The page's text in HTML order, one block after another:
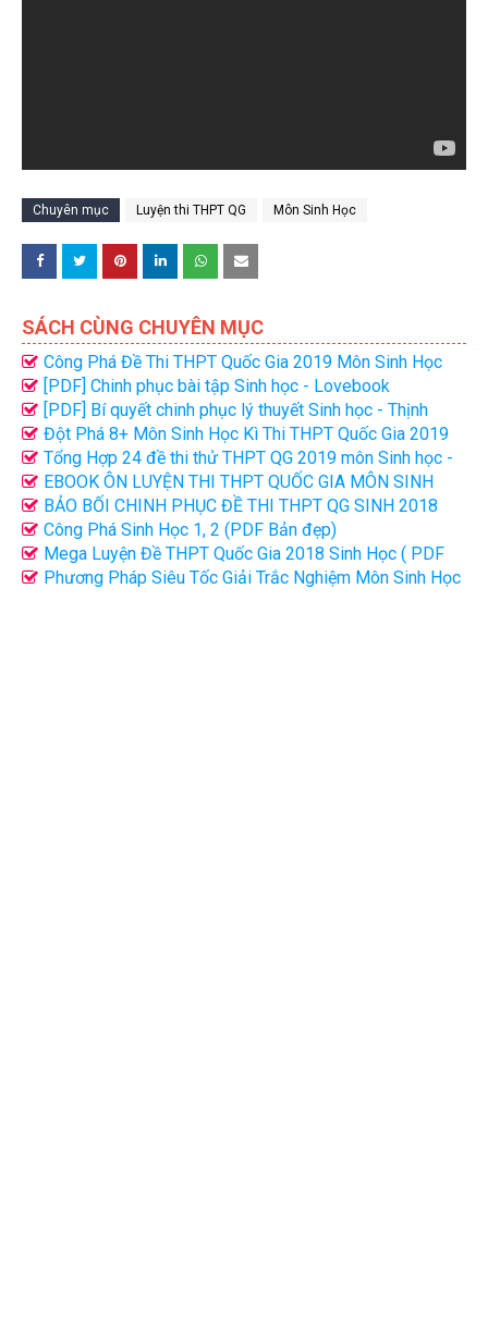
Chuyên mục Luyện thi THPT QG Môn Sinh Học
SÁCH CÙNG CHUYÊN MỤC
Công Phá Đề Thi THPT Quốc Gia 2019 Môn Sinh Học
[PDF][PDF] Chinh phục bài tập Sinh học - Lovebook
[PDF] Bí quyết chinh phục lý thuyết Sinh học - Thịnh
NamĐột Phá 8+ Môn Sinh Học Kì Thi THPT Quốc Gia 2019
(PDF)Tổng Hợp 24 đề thi thử THPT QG 2019 môn Sinh học -
Có Đáp án chi tiết
EBOOK ÔN LUYỆN THI THPT QUỐC GIA MÔN SINH
HỌC - THẦY THỊNH NAM
BẢO BỐI CHINH PHỤC ĐỀ THI THPT QG SINH 2018
THẦY THỊNH NAM
Công Phá Sinh Học 1, 2 (PDF Bản đẹp)
Mega Luyện Đề THPT Quốc Gia 2018 Sinh Học ( PDF
bản đẹp + video)
Phương Pháp Siêu Tốc Giải Trắc Nghiệm Môn Sinh Học